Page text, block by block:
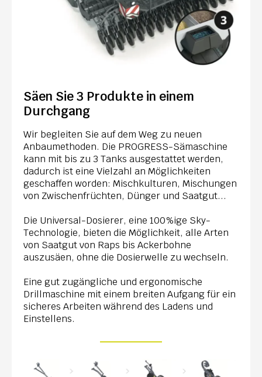
Säen Sie 3 Produkte in einem
Durchgang
Wir begleiten Sie auf dem Weg zu neuen
Anbaumethoden. Die PROGRESS-Sämaschine
kann mit bis zu 3 Tanks ausgestattet werden,
dadurch ist eine Vielzahl an Möglichkeiten
geschaffen worden: Mischkulturen, Mischungen
von Zwischenfrüchten, Dünger und Saatgut...
Die Universal-Dosierer, eine 100%ige Sky-
Technologie, bieten die Möglichkeit, alle Arten
von Saatgut von Raps bis Ackerbohne
auszusäen, ohne die Dosierwelle zu wechseln.
Eine gut zugängliche und ergonomische
Drillmaschine mit einem breiten Aufgang für ein
sicheres Arbeiten während des Ladens und
Einstellens.